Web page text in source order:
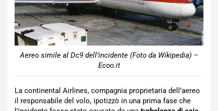
Aereo simile al Dc9 dell’incidente (Foto da Wikipedia) –
Ecoo.it
La continental Airlines, compagnia proprietaria dell’aereo
il responsabile del volo, ipotizzò in una prima fase che